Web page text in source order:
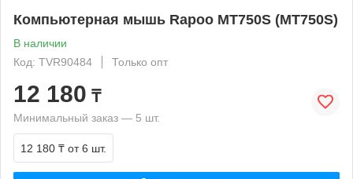
Компьютерная мышь Rapoo MT750S (MT750S)
В наличии
Код: TVR90484
Только опт
12 180 ₸
Минимальный заказ — 5 шт.
12 180 ₸ от 6 шт.